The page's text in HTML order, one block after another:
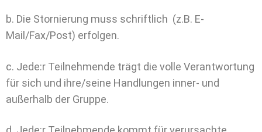
b. Die Stornierung muss schriftlich (z.B. E-
Mail/Fax/Post) erfolgen.
c. Jede:r Teilnehmende trägt die volle Verantwortung
für sich und ihre/seine Handlungen inner- und
außerhalb der Gruppe.